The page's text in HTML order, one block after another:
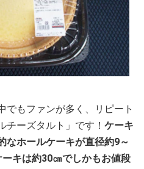
でもファンが多く、リピート
チーズタルト」です！ ケーキ
なホールケーキが直径約9～
キは約30㎝でしかもお値段